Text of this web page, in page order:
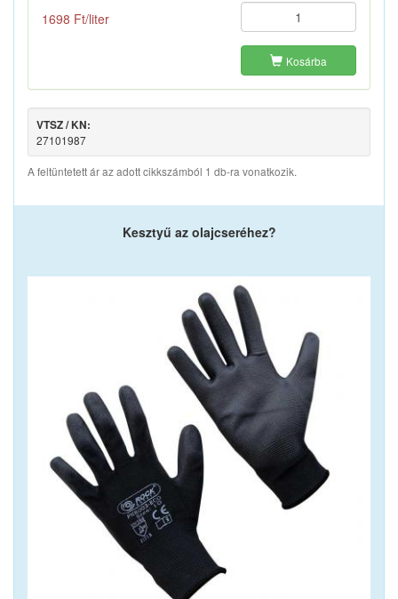
1698 Ft/liter
Kosárba
VTSZ / KN:
27101987
A feltüntetett ár az adott cikkszámból 1 db-ra vonatkozik.
Kesztyű az olajcseréhez?